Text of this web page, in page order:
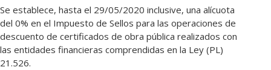
Se establece, hasta el 29/05/2020 inclusive, una alícuota
del 0% en el Impuesto de Sellos para las operaciones de
descuento de certificados de obra pública realizados con
las entidades financieras comprendidas en la Ley (PL)
21.526.